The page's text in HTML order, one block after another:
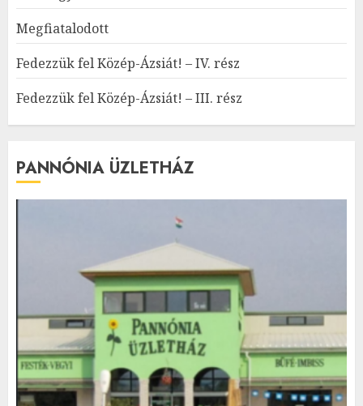
Megfiatalodott
Fedezzük fel Közép-Ázsiát! – IV. rész
Fedezzük fel Közép-Ázsiát! – III. rész
PANNÓNIA ÜZLETHÁZ